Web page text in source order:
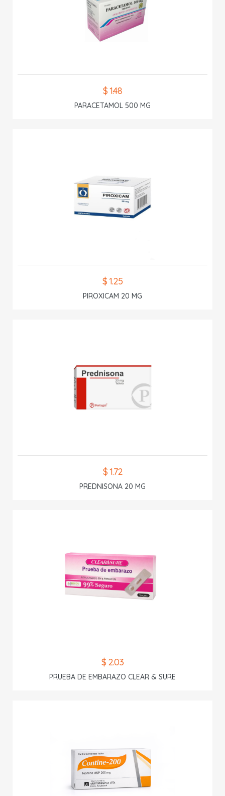
$ 1.48
PARACETAMOL 500 MG
$ 1.25
PIROXICAM 20 MG
$ 1.72
PREDNISONA 20 MG
$ 2.03
PRUEBA DE EMBARAZO CLEAR & SURE